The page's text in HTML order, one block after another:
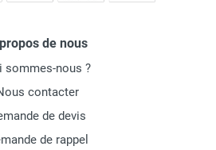
de nous
sommes-nous ?
contacter
de devis
de rappel